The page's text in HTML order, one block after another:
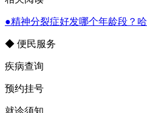
●精神分裂症好发哪个年龄段？哈
◆ 便民服务
疾病查询
预约挂号
就诊须知